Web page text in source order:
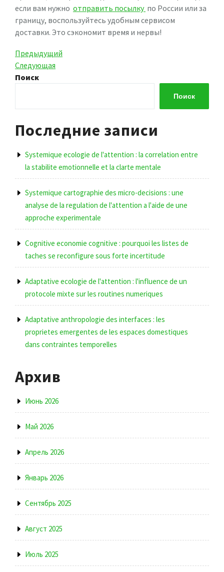
если вам нужно отправить посылку по России или за
границу, воспользуйтесь удобным сервисом
доставки. Это сэкономит время и нервы!
Навигация
по
записям
Предыдущая
запись
Предыдущий
Следующая
запись
Следующая
Поиск
Поиск
Последние записи
Systemique ecologie de l'attention : la correlation entre
la stabilite emotionnelle et la clarte mentale
Systemique cartographie des micro-decisions : une
analyse de la regulation de l'attention a l'aide de une
approche experimentale
Cognitive economie cognitive : pourquoi les listes de
taches se reconfigure sous forte incertitude
Adaptative ecologie de l'attention : l'influence de un
protocole mixte sur les routines numeriques
Adaptative anthropologie des interfaces : les
proprietes emergentes de les espaces domestiques
dans contraintes temporelles
Архив
Июнь 2026
Май 2026
Апрель 2026
Январь 2026
Сентябрь 2025
Август 2025
Июль 2025